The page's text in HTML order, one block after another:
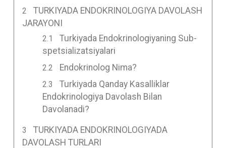
TURKIYADA ENDOKRINOLOGIYA DAVOLASH
JARAYONI
Turkiyada Endokrinologiyaning Sub-
spetsializatsiyalari
Endokrinolog Nima?
Turkiyada Qanday Kasalliklar
Endokrinologiya Davolash Bilan
Davolanadi?
TURKIYADA ENDOKRINOLOGIYADA
DAVOLASH TURLARI